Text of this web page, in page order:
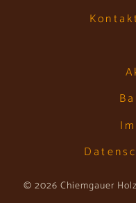
© 2026 Chiemgauer